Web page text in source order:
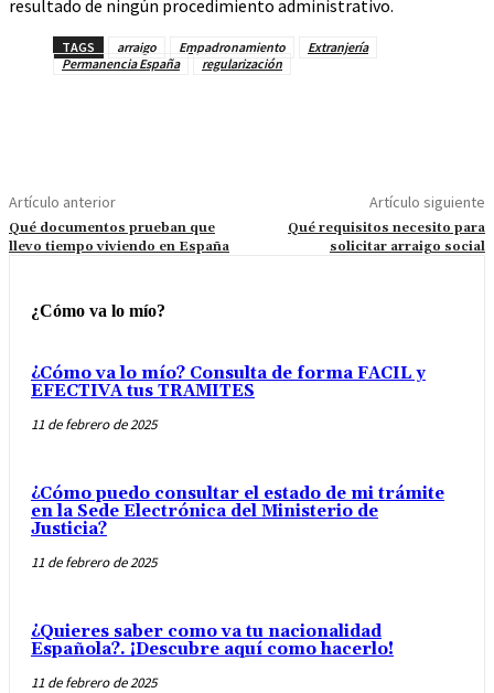
resultado de ningún procedimiento administrativo.
TAGS arraigo Empadronamiento
Extranjería
Permanencia España
regularización
Artículo anterior
Qué documentos prueban que
llevo tiempo viviendo en España
Artículo siguiente
Qué requisitos necesito para
solicitar arraigo social
¿Cómo va lo mío?
¿Cómo va lo mío? Consulta de forma FACIL y
EFECTIVA tus TRAMITES
11 de febrero de 2025
¿Cómo puedo consultar el estado de mi trámite
en la Sede Electrónica del Ministerio de
Justicia?
11 de febrero de 2025
¿Quieres saber como va tu nacionalidad
Española?. ¡Descubre aquí como hacerlo!
11 de febrero de 2025